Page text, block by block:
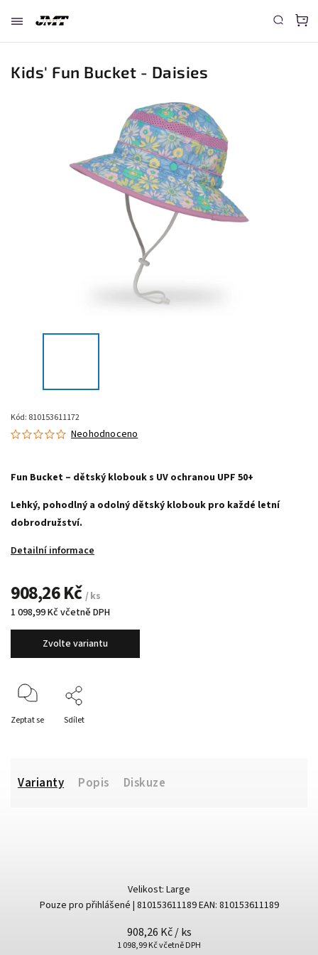
Kids' Fun Bucket - Daisies
Kód: 810153611172
Neohodnoceno
Fun Bucket – dětský klobouk s UV ochranou UPF 50+
Lehký, pohodlný a odolný dětský klobouk pro každé letní
dobrodružství.
Detailní informace
908,26 Kč / ks
1 098,99 Kč včetně DPH
Zvolte variantu
Zeptat se Sdílet
Varianty Popis Diskuze
Velikost: Large
Pouze pro přihlášené | 810153611189EAN: 810153611189
908,26 Kč/ ks
1 098,99 Kč včetně DPH